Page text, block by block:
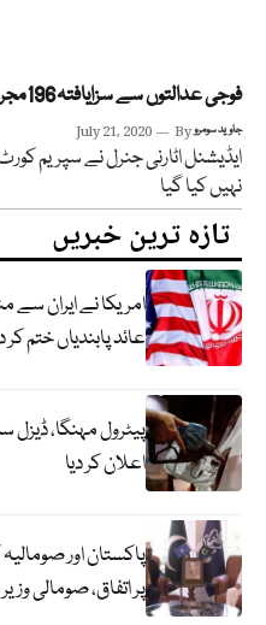
فوجی عدالتوں سے سزایافتہ196مجرموں کی رہائی کا حکم معطل
July 21, 2020 Byجاوید سومرو
ایڈیشنل اٹارنی جنرل نے سپریم
نہیں کیا گیا
تازہ ترین خبریں
عائد پابندیاں ختم کر
پیٹرول مہنگا،
اعلان کر دیا
پاکستان اور
پر اتفاق، صومالی وزیر